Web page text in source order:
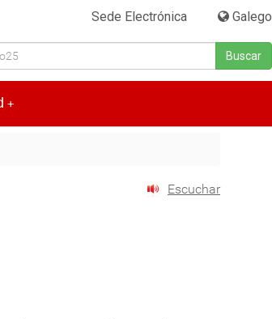
Sede Electrónica Galego
Buscar
+
Escuchar